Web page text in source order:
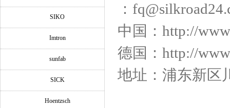
SIKO
Imtron
sunfab
SICK
Hoentzsch
：
中国：http://
德国：http://
地址：浦东新区